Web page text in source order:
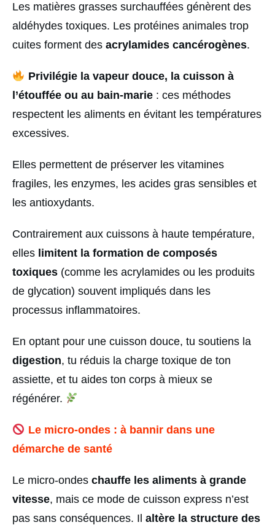
Les matières grasses surchauffées génèrent des
aldéhydes toxiques. Les protéines animales trop
cuites forment des acrylamides cancérogènes.
Privilégie la vapeur douce, la cuisson à
l’étouffée ou au bain-marie : ces méthodes
respectent les aliments en évitant les températures
excessives.
Elles permettent de préserver les vitamines
fragiles, les enzymes, les acides gras sensibles et
les antioxydants.
Contrairement aux cuissons à haute température,
elles limitent la formation de composés
toxiques (comme les acrylamides ou les produits
de glycation) souvent impliqués dans les
processus inflammatoires.
En optant pour une cuisson douce, tu soutiens la
digestion, tu réduis la charge toxique de ton
assiette, et tu aides ton corps à mieux se
régénérer.
Le micro-ondes : à bannir dans une
démarche de santé
Le micro-ondes chauffe les aliments à grande
vitesse, mais ce mode de cuisson express n’est
pas sans conséquences. Il altère la structure des